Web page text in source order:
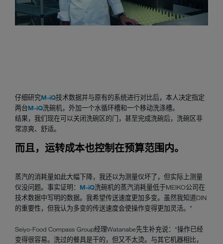
仔细研究M-iQ技术数据并与原有的系统进行对比后，本人决定指定
两台M-iQ洗碗机，外加一个水循环槽和一个移动洗涤槽。
结果，我们现在可以关闭洗碗区的门，甚至完成洗碗后，洗碗区非
常凉爽、舒适。
而且，运转成本也控制在预算范围内。
蒸汽的消耗量如此大幅下降，我还以为测量仪坏了，但实际上测量
仪没问题。事实证明： M-iQ洗碗机的蒸汽消耗量低于MEIKO公司在
技术数据中写明的数据。我希望传送速度更加多变。虽然我知道DIN
的重要性，但我认为多变的传送速度会使操作变得更加灵活。”
Seiyo-Food Compass Group经理Watanabe先生补充说：“操作已经
变得很容易。洗过的餐具是干的，但又不太烫。与其它机器相比，